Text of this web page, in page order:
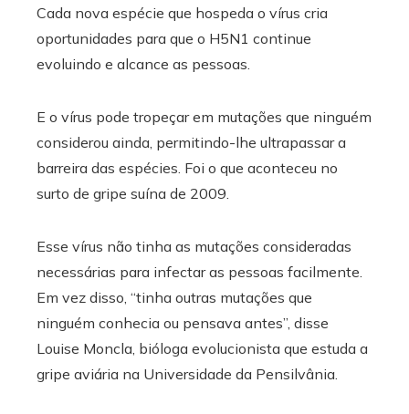
Cada nova espécie que hospeda o vírus cria
oportunidades para que o H5N1 continue
evoluindo e alcance as pessoas.
E o vírus pode tropeçar em mutações que ninguém
considerou ainda, permitindo-lhe ultrapassar a
barreira das espécies. Foi o que aconteceu no
surto de gripe suína de 2009.
Esse vírus não tinha as mutações consideradas
necessárias para infectar as pessoas facilmente.
Em vez disso, “tinha outras mutações que
ninguém conhecia ou pensava antes”, disse
Louise Moncla, bióloga evolucionista que estuda a
gripe aviária na Universidade da Pensilvânia.